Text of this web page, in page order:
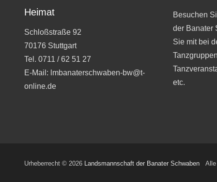
Heimat
Schloßstraße 92
70176 Stuttgart
Tel. 0711 / 62 51 27
E-Mail: lmbanaterschwaben-bw@t-
online.de
Besuchen
der Banater
Sie mit bei
etc.
Urheberrecht © 2026 Landsmannschaft der Banater Schwaben Alle